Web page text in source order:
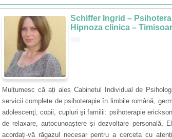
Schiffer Ingrid –
Hipnoza clinica –
Mulțumesc că ați ales Cabinetul Individual de
servicii complete de psihoterapie în limbile română,
adolescenţi, copii, cupluri şi familii: psihoterapie
de relaxare, autocunoaștere și dezvoltare personală,
acordați-vă răgazul necesar pentru a cerceta cu